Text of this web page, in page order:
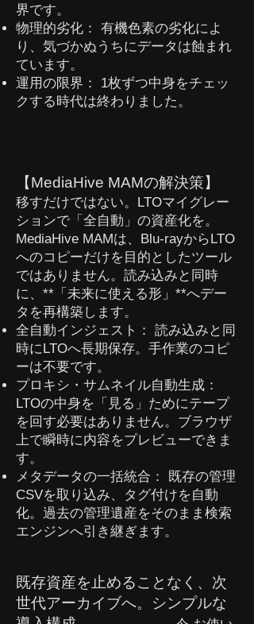
界です。
物理的劣化： 有機色素の劣化によ
り、気づかぬうちにデータは蝕まれ
ています。
運用の限界： 1枚ずつ中身をチェッ
クする時代は終わりました。
【MediaHive MAMの解決策】
移すだけではない。LTOマイグレー
ションで「全自動」の資産化を。
MediaHive MAMは、Blu-rayからLTO
へのコピーだけを目的としたツール
ではありません。読み込みと同時
に、**「未来に使える形」**へデー
タを再構築します。
全自動インジェスト： 読み込みと同
時にLTOへ長期保存。手作業のコピ
ーは不要です。
プロキシ・サムネイル自動生成：
LTOの中身を「見る」ためにテープ
を回す必要はありません。ブラウザ
上で瞬時に内容をプレビューできま
す。
メタデータの一括統合： 既存の管理
CSVを取り込み、タグ付けを自動
化。過去の管理遺産をそのまま検索
エンジンへ引き継ぎます。
既存資産を止めることなく、次
世代アーカイブへ。シンプルな